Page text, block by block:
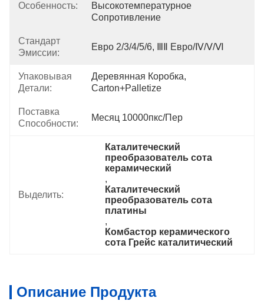
Особенность:
Высокотемпературное
Сопротивление
Стандарт
Эмиссии:
Евро 2/3/4/5/6, ⅢⅡ Евро/Ⅳ/Ⅴ/Ⅵ
Упаковывая
Детали:
Деревянная Коробка,
Carton+Palletize
Поставка
Способности:
Месяц 10000пкс/пер
Выделить:
Каталитеческий
преобразователь сота
керамический
,
Каталитеческий
преобразователь сота
платины
,
Комбастор керамического
сота Грейс каталитический
Описание Продукта